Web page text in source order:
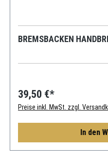
BREMSBACKEN
39,50 €*
Preise inkl. MwSt. zzgl.
In den